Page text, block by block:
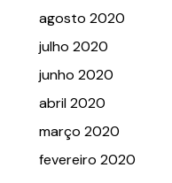
agosto 2020
julho 2020
junho 2020
abril 2020
março 2020
fevereiro 2020